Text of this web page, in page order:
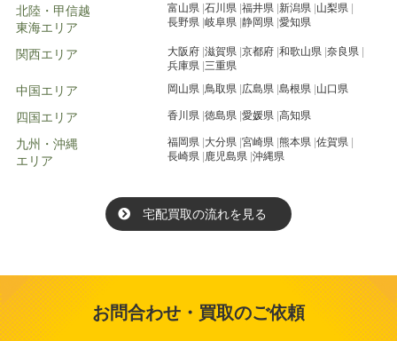
北陸・甲信越
東海エリア
富山県 石川県 福井県 新潟県 山梨県
長野県 岐阜県 静岡県 愛知県
関西エリア 大阪府 滋賀県 京都府 和歌山県 奈良県
兵庫県 三重県
中国エリア 岡山県 鳥取県 広島県 島根県 山口県
四国エリア 香川県 徳島県 愛媛県 高知県
九州・沖縄
エリア
福岡県 大分県 宮崎県 熊本県 佐賀県
長崎県
鹿児島県 沖縄県
宅配買取の流れを見る
お問合わせ・買取のご依頼